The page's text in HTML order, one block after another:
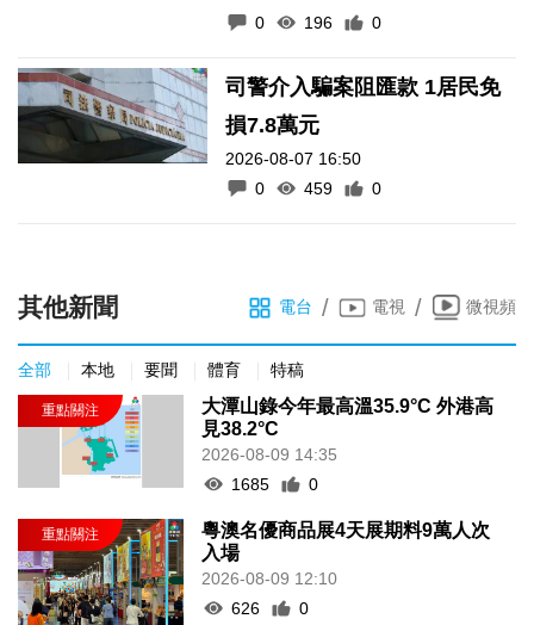
0
196 0
司警介入騙案阻匯款 1居民免
損7.8萬元
2026-08-07 16:50
0
459 0
其他新聞 電台 / 電視 / 微視頻
全部 本地 要聞 體育 特稿
大潭山錄今年最高溫35.9°C 外港高
見38.2°C
2026-08-09 14:35
1685
0
粵澳名優商品展4天展期料9萬人次
入場
2026-08-09 12:10
626
0